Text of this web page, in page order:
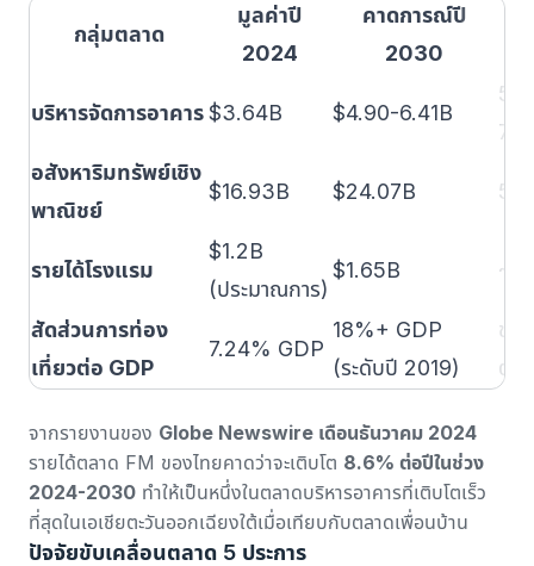
กลุ่มตลาด
มูลค่าปี
2024
คาดการณ์ปี
2030
บริหารจัดการอาคาร$3.64B $4.90-6.41B
อสังหาริมทรัพย์เชิง
พาณิชย์
$16.93B $24.07B
รายได้โรงแรม
$1.2B
(ประมาณการ)
$1.65B
สัดส่วนการท่อง
เที่ยวต่อ GDP
7.24% GDP
18%+ GDP
(ระดับปี 2019)
ช่ว
ตัว
จากรายงานของ Globe Newswire เดือนธันวาคม 2024
รายได้ตลาด FM ของไทยคาดว่าจะเติบโต 8.6% ต่อปีในช่วง
2024-2030 ทำให้เป็นหนึ่งในตลาดบริหารอาคารที่เติบโตเร็ว
ที่สุดในเอเชียตะวันออกเฉียงใต้เมื่อเทียบกับตลาดเพื่อนบ้าน
ปัจจัยขับเคลื่อนตลาด 5 ประการ